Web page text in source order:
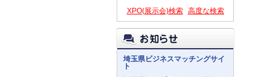
XPO(展示会)検索 高度な検索
埼玉県ビジネスマッチングサイ
ト